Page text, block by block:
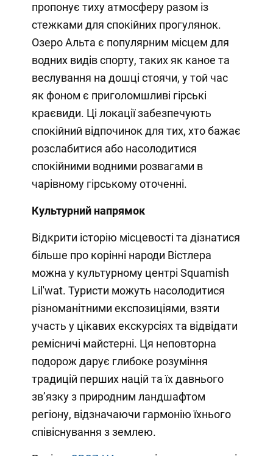
пропонує тиху атмосферу разом із
стежками для спокійних прогулянок.
Озеро Альта є популярним місцем для
водних видів спорту, таких як каное та
веслування на дошці стоячи, у той час
як фоном є приголомшливі гірські
краєвиди. Ці локації забезпечують
спокійний відпочинок для тих, хто бажає
розслабитися або насолодитися
спокійними водними розвагами в
чарівному гірському оточенні.
Культурний напрямок
Відкрити історію місцевості та дізнатися
більше про корінні народи Вістлера
можна у культурному центрі Squamish
Lil'wat. Туристи можуть насолодитися
різноманітними експозиціями, взяти
участь у цікавих екскурсіях та відвідати
ремісничі майстерні. Ця неповторна
подорож дарує глибоке розуміння
традицій перших націй та їх давнього
зв’язку з природним ландшафтом
регіону, відзначаючи гармонію їхнього
співіснування з землею.